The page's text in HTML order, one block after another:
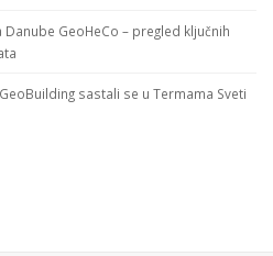
GeoHeCo – pregled ključnih
sastali se u Termama Sveti